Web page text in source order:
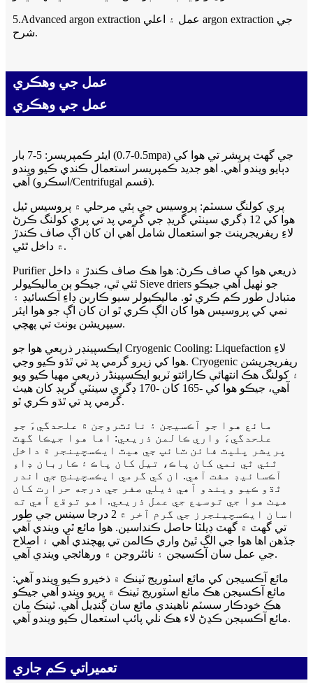
5.Advanced argon extraction عمل ۽ اعلي argon extraction جي
شرح.
عمل جي وهڪري
عمل جي وهڪري
ايئر ڪمپريسر: 5-7 بار (0.5-0.7mpa) جي گھٽ پريشر تي هوا کي
دٻايو ويندو آهي. اهو جديد ڪمپريسر استعمال ڪندي ڪيو ويندو
آهي (اسڪرو/Centrifugal قسم).
پري کولنگ سسٽم: پروسيس جي ٻئي مرحلي ۾ پروسيس ٿيل
هوا کي 12 ڊگري سينٽي گريڊ جي گرمي پد تي پري کولنگ ڪرڻ
لاءِ ريفريجرينٽ جو استعمال شامل آهي ان کان اڳ صاف ڪندڙ
۾ داخل ٿئي.
Purifier ذريعي هوا کي صاف ڪرڻ: هوا هڪ صاف ڪندڙ ۾ داخل
ٿئي ٿي، جيڪو ٻن ماليڪيولر Sieve driers جو ٺهيل آهي جيڪو
متبادل طور ڪم ڪري ٿو. ماليڪيولر سيو ڪاربن ڊاءِ آڪسائيڊ ۽
نمي کي پروسيس هوا کان الڳ ڪري ٿو ان کان اڳ جو هوا ايئر
سيپريشن يونٽ تي پهچي.
ايڪسپينڊر ذريعي هوا جو Cryogenic Cooling: Liquefaction لاءِ
هوا کي زيرو گرمي پد تي ٿڌو ڪيو وڃي. Cryogenic ريفريجريشن
۽ کولنگ هڪ انتهائي ڪارائتو ٽربو ايڪسپينڈر ذريعي مهيا ڪيو ويو
آهي، جيڪو هوا کي -165 کان -170 ڊگري سينٽي گريڊ کان هيٺ
گرمي پد تي ٿڌو ڪري ٿو.
مائع هوا جو آڪسيجن ۽ نائٽروجن ۾ علحدگيءَ جو
علحدگيءَ واري ڪالمن ذريعي: اها هوا جيڪا گهٽ
پريشر پليٽ فائن ٽائپ جي هيٽ ايڪسچينجر ۾ داخل
ٿئي ٿي نمي کان پاڪ، تيل کان پاڪ ۽ ڪاربان ڊاءِ
آڪسائيڊ مفت آهي. ان کي گرمي ايڪسچينج جي اندر
ٿڌو ڪيو ويندو آهي ذيلي صفر جي درجه حرارت کان
هيٺ هوا جي توسيع جي عمل ذريعي. اهو توقع آهي ته
اسان ايڪسچينجرز جي گرم آخر ۾ 2 درجا سينس جي طور
تي گهٽ ۾ گهٽ ڊيلٽا حاصل ڪنداسين. هوا مائع ٿي ويندي آهي
جڏهن اها هوا جي الڳ ٿيڻ واري ڪالمن تي پهچندي آهي ۽ اصلاح
جي عمل سان آڪسيجن ۽ نائٽروجن ۾ ورهائجي ويندي آهي.
مائع آڪسيجن کي مائع اسٽوريج ٽينڪ ۾ ذخيرو ڪيو ويندو آهي:
مائع آڪسيجن هڪ مائع اسٽوريج ٽينڪ ۾ ڀريو ويندو آهي جيڪو
هڪ خودڪار سسٽم ٺاهيندي مائع سان ڳنڍيل آهي. ٽينڪ مان
مائع آڪسيجن ڪڍڻ لاء هڪ نلي پائپ استعمال ڪيو ويندو آهي.
تعميراتي ڪم جاري